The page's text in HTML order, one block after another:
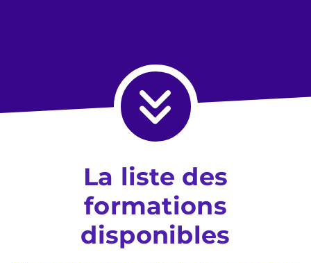
La liste des
formations
disponibles